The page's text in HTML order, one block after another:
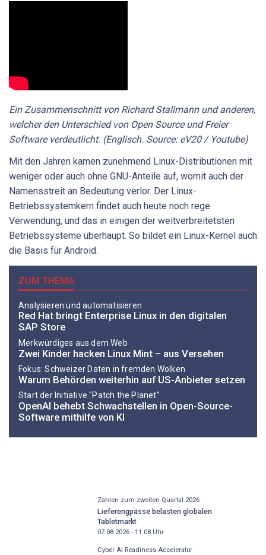
Ein Zusammenschnitt von Richard Stallmann und anderen,
welcher den Unterschied von Open Source und Freier
Software verdeutlicht. (Englisch. Source: eV20 / Youtube)
Mit den Jahren kamen zunehmend Linux-Distributionen mit
weniger oder auch ohne GNU-Anteile auf, womit auch der
Namensstreit an Bedeutung verlor. Der Linux-
Betriebssystemkern findet auch heute noch rege
Verwendung, und das in einigen der weitverbreitetsten
Betriebssysteme überhaupt. So bildet ein Linux-Kernel auch
die Basis für Android.
ZUM THEMA
Analysieren und automatisieren
Red Hat bringt Enterprise Linux in den digitalen
SAP Store
Merkwürdiges aus dem Web
Zwei Kinder hacken Linux Mint – aus Versehen
Fokus: Schweizer Daten in fremden Wolken
Warum Behörden weiterhin auf ­US-Anbieter setzen
Start der Initiative "Patch the Planet"
OpenAI behebt Schwachstellen in Open-Source-
Software mithilfe von KI
Zahlen zum zweiten Quartal 2026
Lieferengpässe belasten globalen
Tabletmarkt
07.08.2026 - 11:08Uhr
Cyber AI Readiness Accelerator